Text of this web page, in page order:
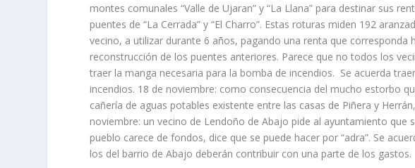
montes comunales “Valle de Ujaran” y “La Llana” para destinar sus
puentes de “La Cerrada” y “El Charro”. Estas roturas miden 192
vecino, a utilizar durante 6 años, pagando una renta que corresponda
reconstrucción de los puentes anteriores. Parece que no todos los
traer la manga necesaria para la bomba de incendios. Se acuerda
incendios. 18 de noviembre: como consecuencia del mucho estorbo
cañería de aguas potables existente entre las casas de Piñera y
noviembre: un vecino de Lendoño de Abajo pide al ayuntamiento que
pueblo carece de fondos, dice que se puede hacer por “adra”. Se
los del barrio de Abajo deberán contribuir con una parte de los gastos.